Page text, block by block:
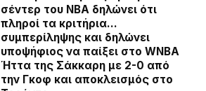
σέντερ του NBA δηλώνει ότι
πληροί τα κριτήρια…
συμπερίληψης και δηλώνει
υποψήφιος να παίξει στο WNBA
Ήττα της Σάκκαρη με 2-0 από
την Γκοφ και αποκλεισμός στο